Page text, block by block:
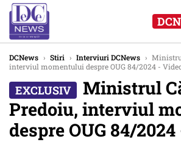
DCNews › Stiri › Interviuri DCNews ›
interviul momentului despre OUG 84/2024 -
Ministrul
Predoiu, interviul
despre OUG 84/